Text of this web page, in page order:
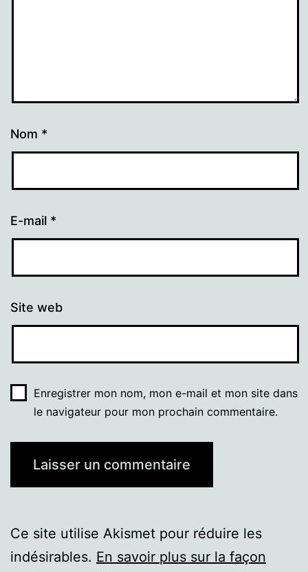
Nom *
E-mail *
Site web
Enregistrer mon nom, mon e-mail et mon site dans
le navigateur pour mon prochain commentaire.
Ce site utilise Akismet pour réduire les
indésirables. En savoir plus sur la façon